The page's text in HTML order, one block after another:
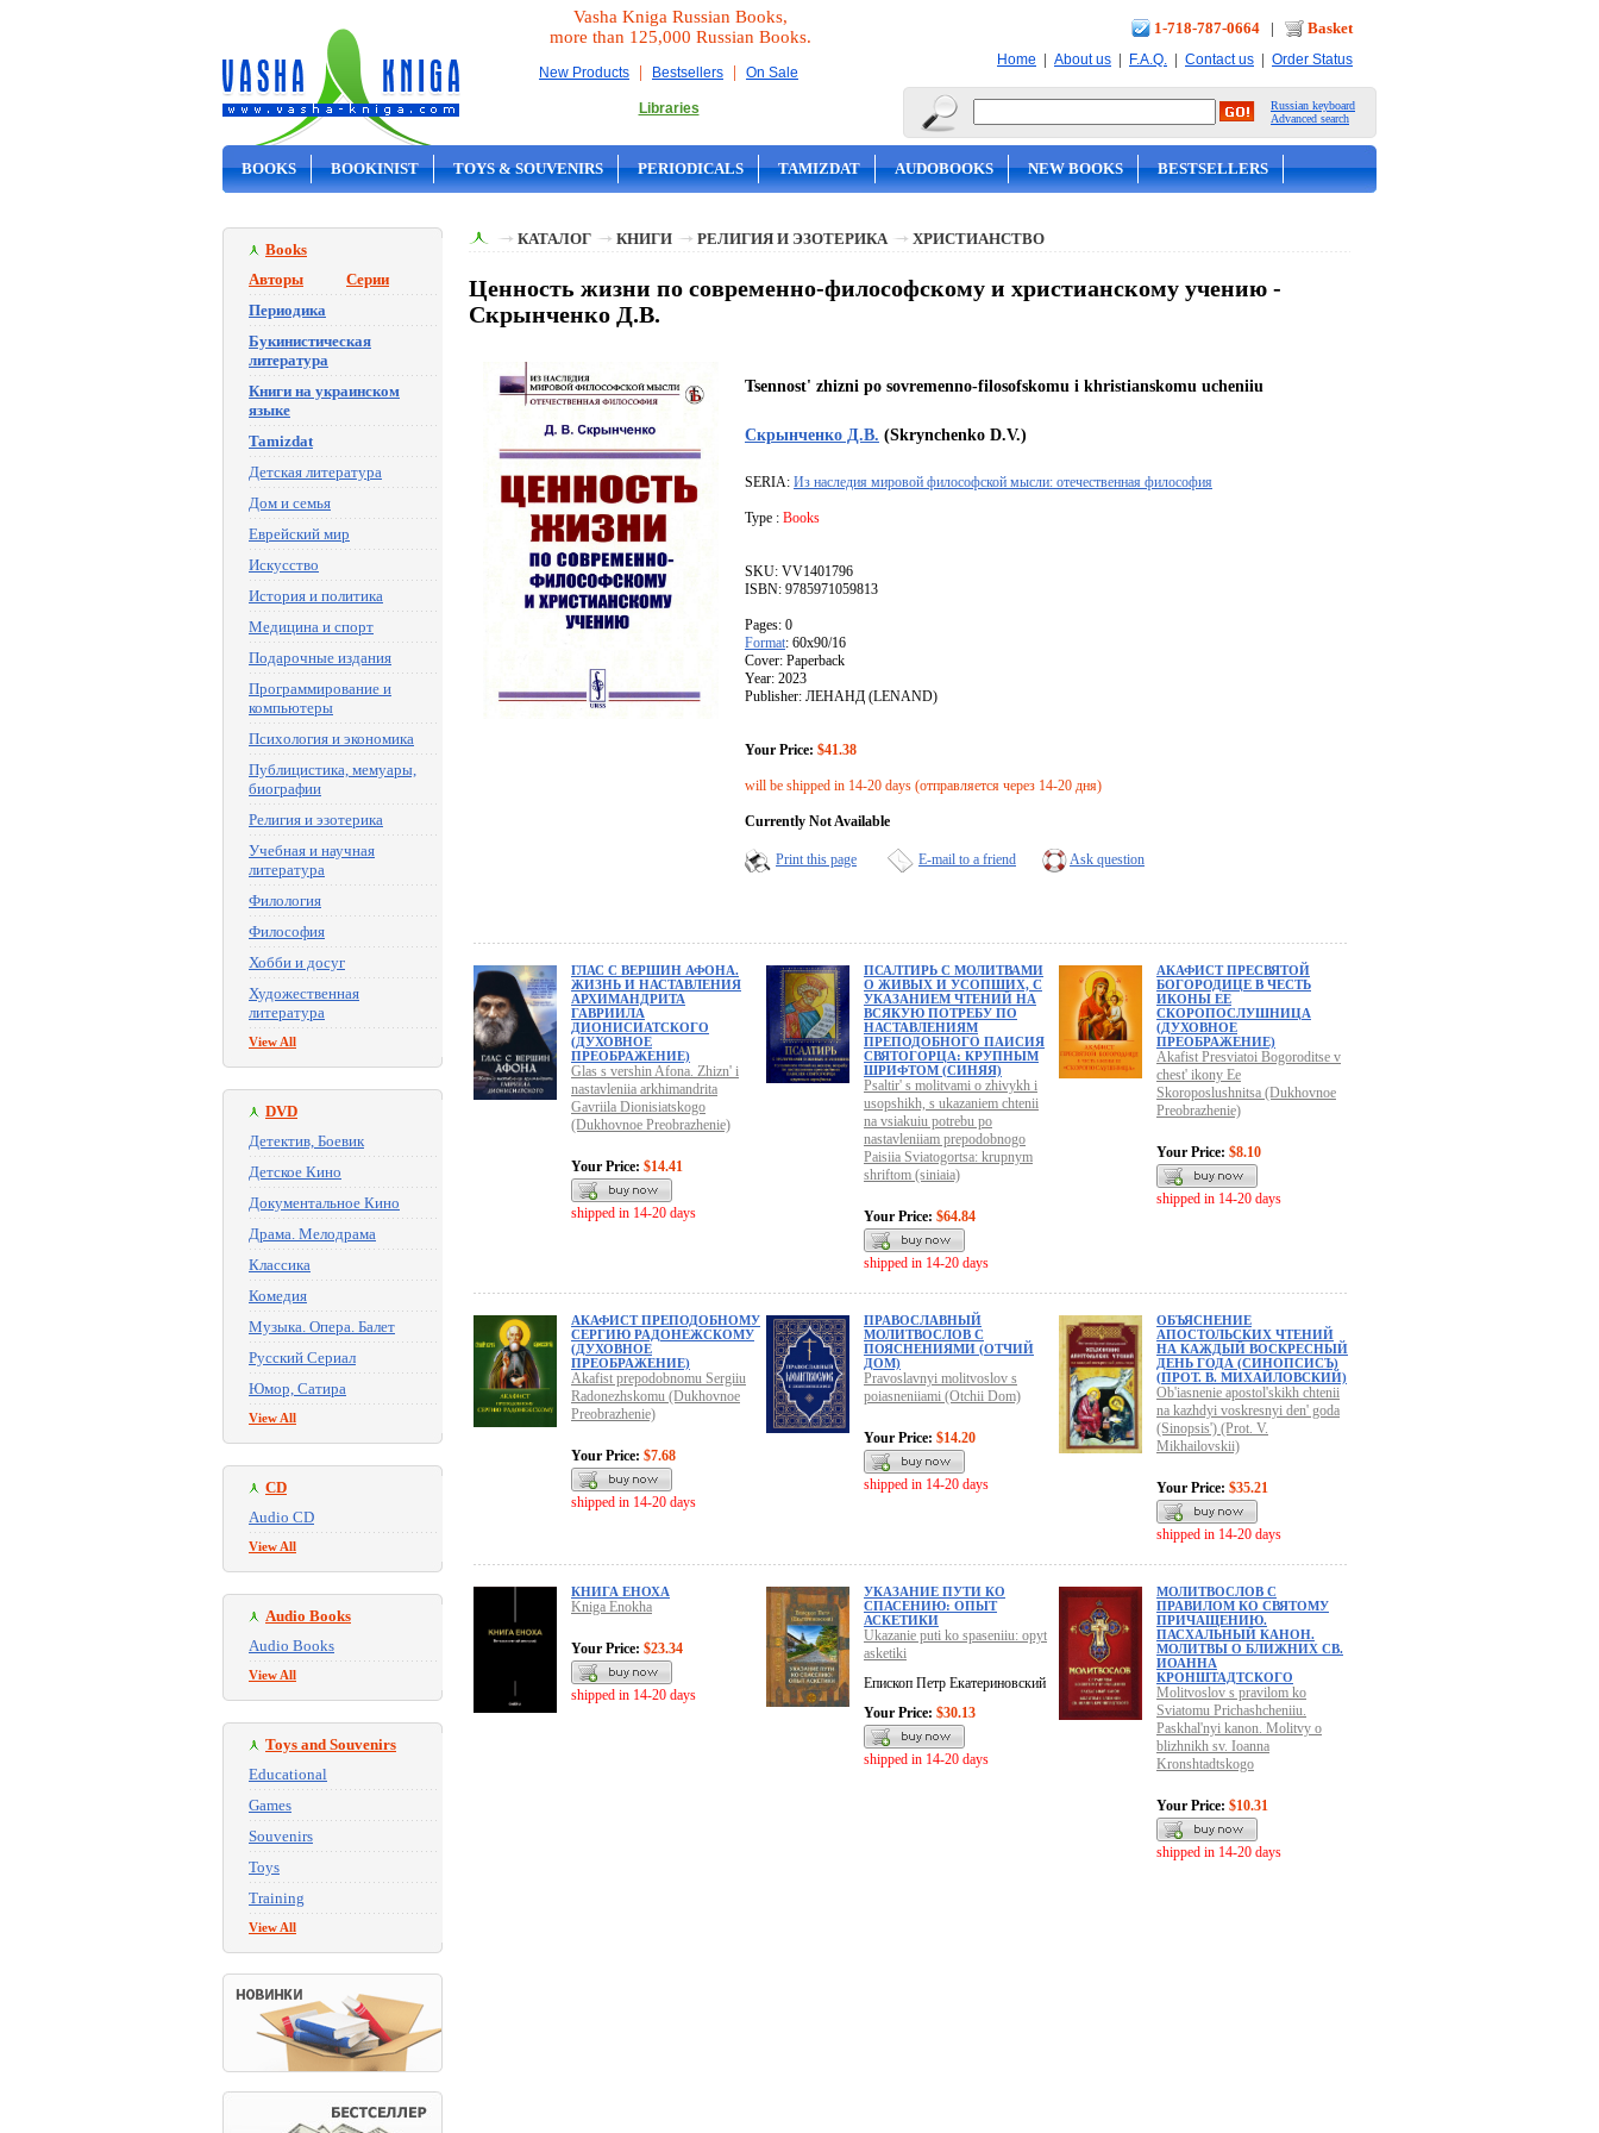
Vasha Kniga Russian Books,
more than 125,000 Russian Books.
New Products | Bestsellers | On Sale
Libraries
1-718-787-0664 | Basket
Home | About us | F.A.Q. | Contact us | Order Status
Russian keyboard
Advanced search
BOOKS BOOKINIST TOYS & SOUVENIRS PERIODICALS TAMIZDAT AUDOBOOKS NEW BOOKS BESTSELLERS
Books
Авторы
Серии
Периодика
Букинистическая
литература
Книги на украинском
языке
Tamizdat
Детская литература
Дом и семья
Еврейский мир
Искусство
История и политика
Медицина и спорт
Подарочные издания
Программирование и
компьютеры
Психология и экономика
Публицистика, мемуары,
биографии
Религия и эзотерика
Учебная и научная
литература
Филология
Философия
Хобби и досуг
Художественная
литература
View All
DVD
Детектив, Боевик
Детское Кино
Документальное Кино
Драма. Мелодрама
Классика
Комедия
Музыка. Опера. Балет
Русский Сериал
Юмор, Сатира
View All
CD
Audio CD
View All
Audio Books
Audio Books
View All
Toys and Souvenirs
Educational
Games
Souvenirs
Toys
Training
View All
КАТАЛОГ КНИГИ РЕЛИГИЯ И ЭЗОТЕРИКА ХРИСТИАНСТВО
Ценность жизни по современно-философскому и христианскому учению -
Скрынченко Д.В.
Tsennost' zhizni po sovremenno-filosofskomu i khristianskomu ucheniiu
Скрынченко Д.В. (Skrynchenko D.V.)
SERIA: Из наследия мировой философской мысли: отечественная философия
Type : Books
SKU: VV1401796
ISBN: 9785971059813
Pages: 0
Format: 60x90/16
Cover: Paperback
Year: 2023
Publisher: ЛЕНАНД (LENAND)
Your Price: $41.38
will be shipped in 14-20 days (отправляется через 14-20 дня)
Currently Not Available
Print this page E-mail to a friend Ask question
ГЛАС С ВЕРШИН АФОНА.
ЖИЗНЬ И НАСТАВЛЕНИЯ
АРХИМАНДРИТА
ГАВРИИЛА
ДИОНИСИАТСКОГО
(ДУХОВНОЕ
ПРЕОБРАЖЕНИЕ)
Glas s vershin Afona. Zhizn' i
nastavleniia arkhimandrita
Gavriila Dionisiatskogo
(Dukhovnoe Preobrazhenie)
Your Price: $14.41
shipped in 14-20 days
ПСАЛТИРЬ С МОЛИТВАМИ
О ЖИВЫХ И УСОПШИХ, С
УКАЗАНИЕМ ЧТЕНИЙ НА
ВСЯКУЮ ПОТРЕБУ ПО
НАСТАВЛЕНИЯМ
ПРЕПОДОБНОГО ПАИСИЯ
СВЯТОГОРЦА: КРУПНЫМ
ШРИФТОМ (СИНЯЯ)
Psaltir' s molitvami o zhivykh i
usopshikh, s ukazaniem chtenii
na vsiakuiu potrebu po
nastavleniiam prepodobnogo
Paisiia Sviatogortsa: krupnym
shriftom (siniaia)
Your Price: $64.84
shipped in 14-20 days
АКАФИСТ ПРЕСВЯТОЙ
БОГОРОДИЦЕ В ЧЕСТЬ
ИКОНЫ ЕЕ
СКОРОПОСЛУШНИЦА
(ДУХОВНОЕ
ПРЕОБРАЖЕНИЕ)
Akafist Presviatoi Bogoroditse v
chest' ikony Ee
Skoroposlushnitsa (Dukhovnoe
Preobrazhenie)
Your Price: $8.10
shipped in 14-20 days
АКАФИСТ ПРЕПОДОБНОМУ
СЕРГИЮ РАДОНЕЖСКОМУ
(ДУХОВНОЕ
ПРЕОБРАЖЕНИЕ)
Akafist prepodobnomu Sergiiu
Radonezhskomu (Dukhovnoe
Preobrazhenie)
Your Price: $7.68
shipped in 14-20 days
ПРАВОСЛАВНЫЙ
МОЛИТВОСЛОВ С
ПОЯСНЕНИЯМИ (ОТЧИЙ
ДОМ)
Pravoslavnyi molitvoslov s
poiasneniiami (Otchii Dom)
Your Price: $14.20
shipped in 14-20 days
ОБЪЯСНЕНИЕ
АПОСТОЛЬСКИХ ЧТЕНИЙ
НА КАЖДЫЙ ВОСКРЕСНЫЙ
ДЕНЬ ГОДА (СИНОПСИСЪ)
(ПРОТ. В. МИХАЙЛОВСКИЙ)
Ob'iasnenie apostol'skikh chtenii
na kazhdyi voskresnyi den' goda
(Sinopsis') (Prot. V.
Mikhailovskii)
Your Price: $35.21
shipped in 14-20 days
КНИГА ЕНОХА
Kniga Enokha
Your Price: $23.34
shipped in 14-20 days
УКАЗАНИЕ ПУТИ КО
СПАСЕНИЮ: ОПЫТ
АСКЕТИКИ
Ukazanie puti ko spaseniiu: opyt
asketiki
Епископ Петр Екатериновский
Your Price: $30.13
shipped in 14-20 days
МОЛИТВОСЛОВ С
ПРАВИЛОМ КО СВЯТОМУ
ПРИЧАЩЕНИЮ.
ПАСХАЛЬНЫЙ КАНОН.
МОЛИТВЫ О БЛИЖНИХ СВ.
ИОАННА
КРОНШТАДТСКОГО
Molitvoslov s pravilom ko
Sviatomu Prichashcheniiu.
Paskhal'nyi kanon. Molitvy o
blizhnikh sv. Ioanna
Kronshtadtskogo
Your Price: $10.31
shipped in 14-20 days